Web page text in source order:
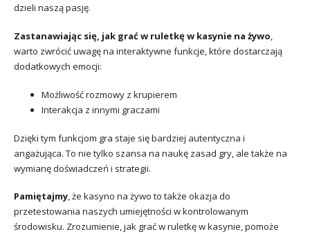
dzieli naszą pasję.
Zastanawiając się, jak grać w ruletkę w kasynie na żywo,
warto zwrócić uwagę na interaktywne funkcje, które dostarczają
dodatkowych emocji:
Możliwość rozmowy z krupierem
Interakcja z innymi graczami
Dzięki tym funkcjom gra staje się bardziej autentyczna i
angażująca. To nie tylko szansa na naukę zasad gry, ale także na
wymianę doświadczeń i strategii.
Pamiętajmy, że kasyno na żywo to także okazja do
przetestowania naszych umiejętności w kontrolowanym
środowisku. Zrozumienie, jak grać w ruletkę w kasynie, pomoże